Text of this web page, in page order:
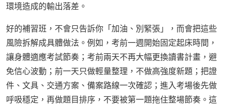
環境造成的輸出落差。
好的補習班，不會只告訴你「加油、別緊張」，而會把這些
風險拆解成具體做法。例如，考前一週開始固定起床時間，
讓身體適應考試節奏；考前兩天不再大幅更換讀書計畫，避
免信心波動；前一天只做輕量整理，不做高強度新題；把證
件、文具、交通方案、備案路線一次確認；進入考場後先做
呼吸穩定，再做題目排序，不要被第一題拖住整場節奏。這